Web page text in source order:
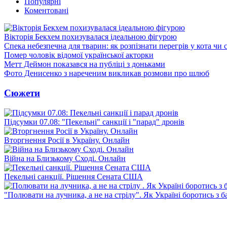
Коментовані
Вікторія Бекхем похизувалася ідеальною фігурою
Спека небезпечна для тварин: як розпізнати перегрів у кота чи
Помер чоловік відомої української акторки
Метт Деймон показався на публіці з доньками
Фото Денисенко з нареченим викликав розмови про шлюб
Сюжети
Підсумки 07.08: "Пекельні" санкції і "парад" дронів
Вторгнення Росії в Україну. Онлайн
Війна на Близькому Сході. Онлайн
Пекельні санкції. Рішення Сената США
"Полювати на лучника, а не на стрілу". Як Україні боротись з